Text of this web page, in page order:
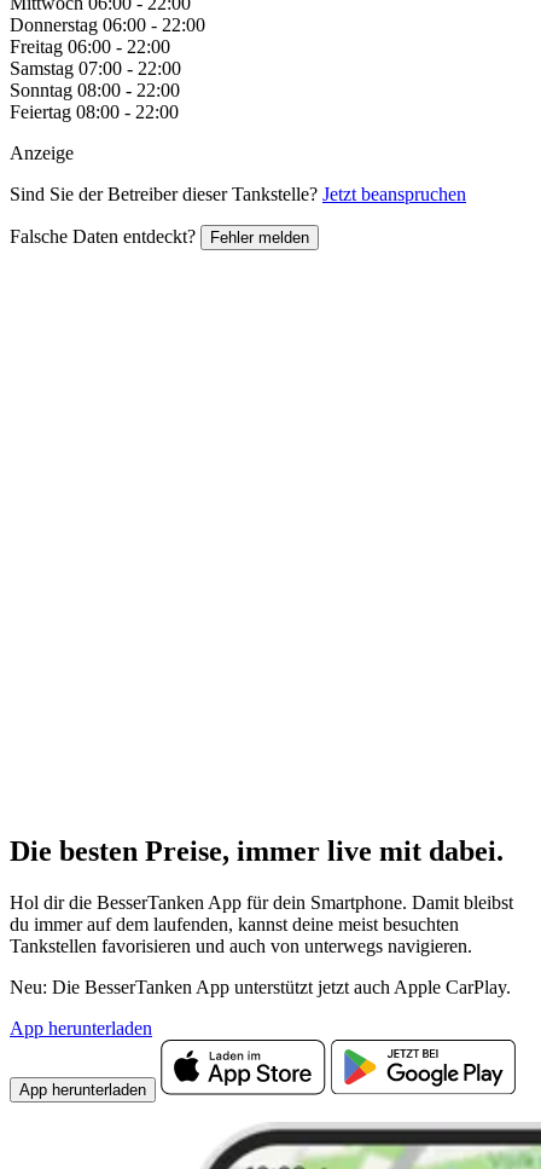
Donnerstag 06:00 - 22:00
Freitag 06:00 - 22:00
Samstag 07:00 - 22:00
Sonntag 08:00 - 22:00
Feiertag 08:00 - 22:00
Anzeige
Sind Sie der Betreiber dieser Tankstelle? Jetzt beanspruchen
Falsche Daten entdeckt? Fehler melden
Die besten Preise, immer live mit dabei.
Hol dir die BesserTanken App für dein Smartphone. Damit bleibst
du immer auf dem laufenden, kannst deine meist besuchten
Tankstellen favorisieren und auch von unterwegs navigieren.
Neu: Die BesserTanken App unterstützt jetzt auch Apple CarPlay.
App herunterladen
App herunterladen